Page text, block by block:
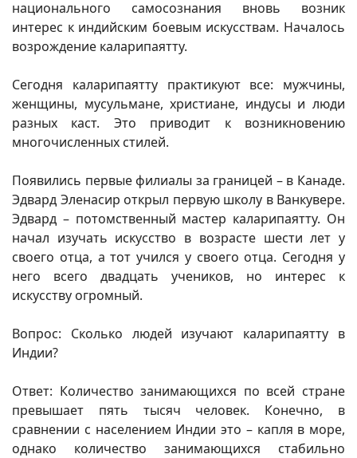
национального самосознания вновь возник
интерес к индийским боевым искусствам. Началось
возрождение каларипаятту.
Сегодня каларипаятту практикуют все: мужчины,
женщины, мусульмане, христиане, индусы и люди
разных каст. Это приводит к возникновению
многочисленных стилей.
Появились первые филиалы за границей – в Канаде.
Эдвард Эленасир открыл первую школу в Ванкувере.
Эдвард – потомственный мастер каларипаятту. Он
начал изучать искусство в возрасте шести лет у
своего отца, а тот учился у своего отца. Сегодня у
него всего двадцать учеников, но интерес к
искусству огромный.
Вопрос: Сколько людей изучают каларипаятту в
Индии?
Ответ: Количество занимающихся по всей стране
превышает пять тысяч человек. Конечно, в
сравнении с населением Индии это – капля в море,
однако количество занимающихся стабильно